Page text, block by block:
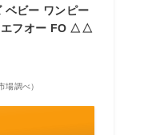
ベビー ワンピー
エフオー FO △△
調べ）